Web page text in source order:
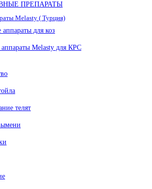
ПРЕПАРАТЫ
Melasty ( Турция)
для коз
Melasty для КРС
телят